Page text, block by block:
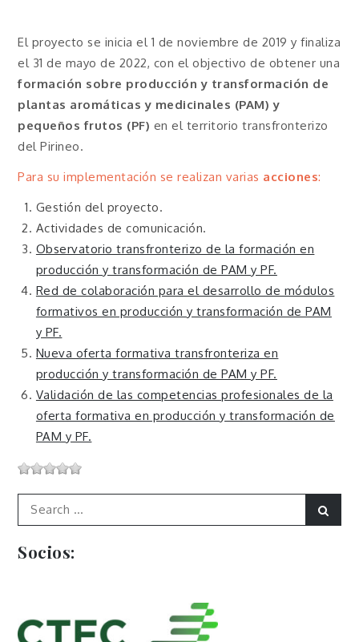
El proyecto se inicia el 1 de noviembre de 2019 y finaliza
el 31 de mayo de 2022, con el objectivo de obtener una
formación sobre producción y transformación de
plantas aromáticas y medicinales (PAM) y
pequeños frutos (PF) en el territorio transfronterizo
del Pirineo.
Para su implementación se realizan varias acciones:
Gestión del proyecto.
Actividades de comunicación.
Observatorio transfronterizo de la formación en
producción y transformación de PAM y PF.
Red de colaboración para el desarrollo de módulos
formativos en producción y transformación de PAM
y PF.
Nueva oferta formativa transfronteriza en
producción y transformación de PAM y PF.
Validación de las competencias profesionales de la
oferta formativa en producción y transformación de
PAM y PF.
Search
Socios: